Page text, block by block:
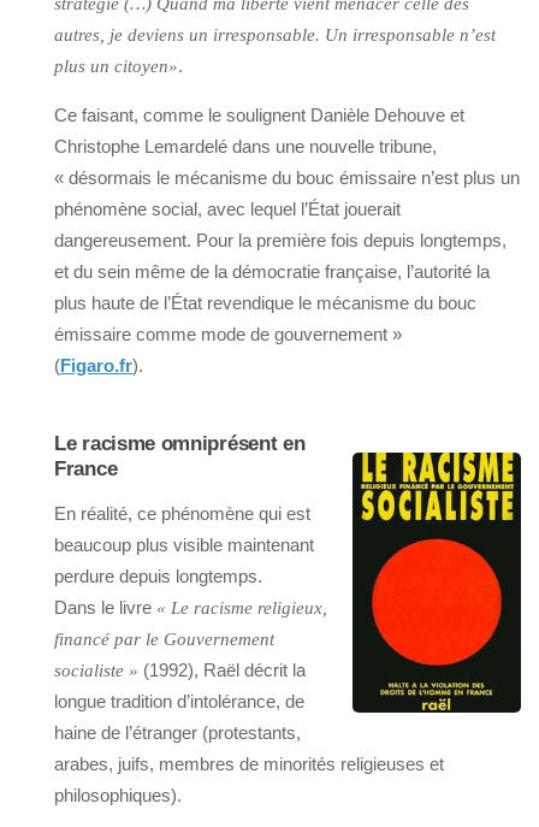
stratégie (…) Quand ma liberté vient menacer celle des
autres, je deviens un irresponsable. Un irresponsable n’est
plus un citoyen».
Ce faisant, comme le soulignent Danièle Dehouve et
Christophe Lemardelé dans une nouvelle tribune,
« désormais le mécanisme du bouc émissaire n’est plus un
phénomène social, avec lequel l’État jouerait
dangereusement. Pour la première fois depuis longtemps,
et du sein même de la démocratie française, l’autorité la
plus haute de l’État revendique le mécanisme du bouc
émissaire comme mode de gouvernement »
(Figaro.fr).
Le racisme omniprésent en
France
En réalité, ce phénomène qui est
beaucoup plus visible maintenant
perdure depuis longtemps.
Dans le livre « Le racisme religieux,
financé par le Gouvernement
socialiste » (1992), Raël décrit la
longue tradition d’intolérance, de
haine de l’étranger (protestants,
arabes, juifs, membres de minorités religieuses et
philosophiques).